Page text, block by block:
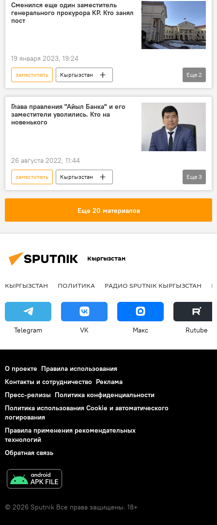
Сменился еще один заместитель
генерального прокурора КР. Кто занял
пост
19 января 2023, 19:24
заместитель
Кыргызстан
Генеральная прокуратура
назначение
Еще 2
Глава правления "Айыл Банка" и его
заместители уволились. Кто на
новенького
26 августа 2022, 11:44
заместитель
Кыргызстан
ОАО "Айыл Банк"
кадровые назначения
Еще 3
Еще 20 материалов
Кыргызстан
КЫРГЫЗСТАН ПОЛИТИКА РАДИО SPUTNIK КЫРГЫЗСТАН
Telegram VK Макс Rutube
О проекте Правила использования
Контакты и сотрудничество Реклама
Пресс-релизы Политика конфиденциальности
Политика использования Cookie и автоматического
логирования
Правила применения рекомендательных
технологий
Обратная связь
© 2026 Sputnik Все права защищены. 18+